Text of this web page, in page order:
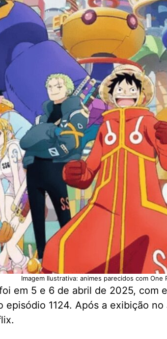
Imagem Ilustrativa: animes parecidos com One
em 5 e 6 de abril de 2025,
1124. Após a exibição